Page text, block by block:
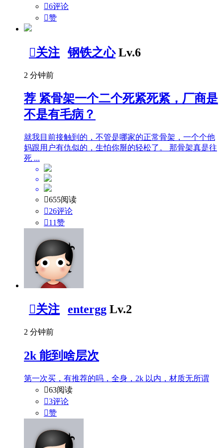
6评论
赞
关注 钢铁之心 Lv.6
2 分钟前
荐 紧骨架一个二个死紧死紧，厂商是
不是有毛病？
就我目前接触到的，不管是哪家的正常骨架，一个个他
妈跟用户有仇似的，生怕你掰的轻松了。 那骨架真是往
死 ...
655阅读
26评论
11赞
关注 entergg Lv.2
2 分钟前
2k 能到啥层次
第一次买，有推荐的吗，全身，2k 以内，材质无所谓
63阅读
3评论
赞